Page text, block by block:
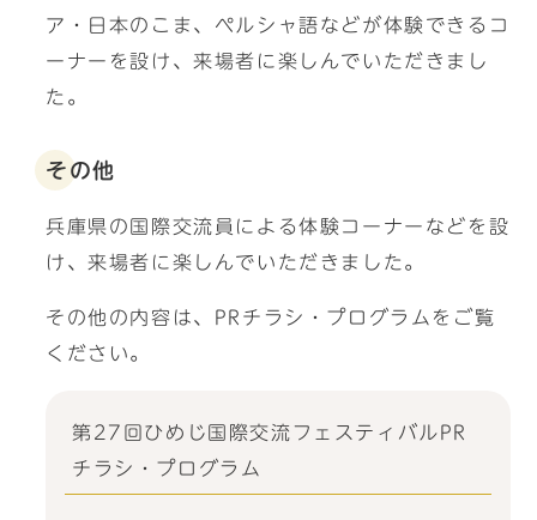
ア・日本のこま、ペルシャ語などが体験できるコ
ーナーを設け、来場者に楽しんでいただきまし
た。
その他
兵庫県の国際交流員による体験コーナーなどを設
け、来場者に楽しんでいただきました。
その他の内容は、PRチラシ・プログラムをご覧
ください。
第27回ひめじ国際交流フェスティバルPR
チラシ・プログラム